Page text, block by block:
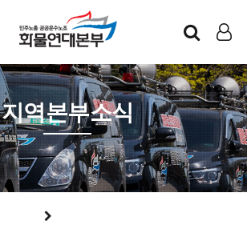
인트라넷
LOG IN
지역본부소식